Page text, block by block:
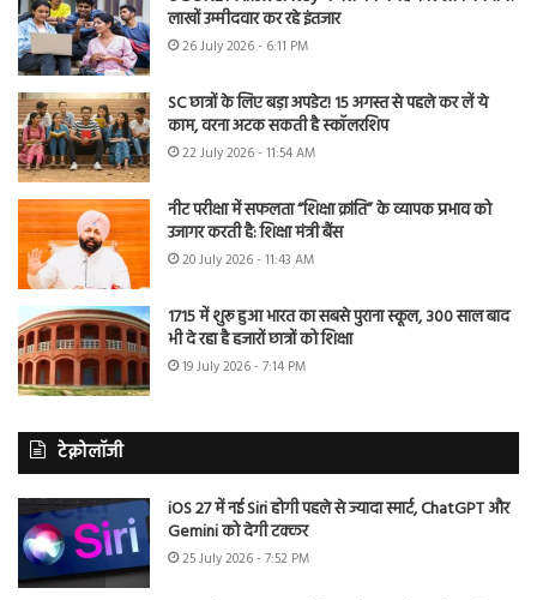
लाखों उम्मीदवार कर रहे इंतजार
26 July 2026 - 6:11 PM
SC छात्रों के लिए बड़ा अपडेट! 15 अगस्त से पहले कर लें ये
काम, वरना अटक सकती है स्कॉलरशिप
22 July 2026 - 11:54 AM
नीट परीक्षा में सफलता “शिक्षा क्रांति” के व्यापक प्रभाव को
उजागर करती है: शिक्षा मंत्री बैंस
20 July 2026 - 11:43 AM
1715 में शुरू हुआ भारत का सबसे पुराना स्कूल, 300 साल बाद
भी दे रहा है हजारों छात्रों को शिक्षा
19 July 2026 - 7:14 PM
टेक्नोलॉजी
iOS 27 में नई Siri होगी पहले से ज्यादा स्मार्ट, ChatGPT और
Gemini को देगी टक्कर
25 July 2026 - 7:52 PM